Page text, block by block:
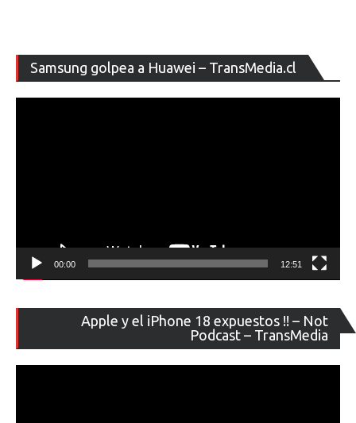
Samsung golpea a Huawei – TransMedia.cl
de
00:00 12:51
Apple y el iPhone 18 expuestos !! – Not
Podcast – TransMedia
de